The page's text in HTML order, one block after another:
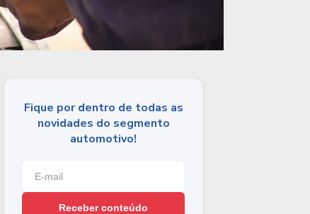
Fique por dentro de todas as
novidades do segmento
automotivo!
Receber conteúdo